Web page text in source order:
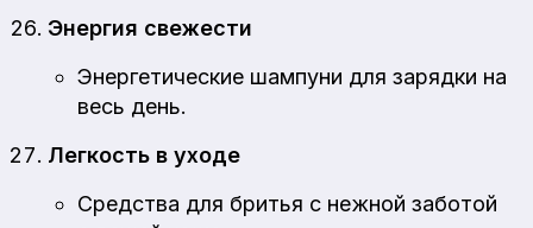
Энергия свежести
Энергетические шампуни для зарядки на
весь день.
Легкость в уходе
Средства для бритья с нежной заботой